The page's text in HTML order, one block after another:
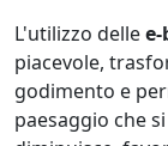
L'utilizzo delle
piacevole,
godimento e
paesaggio che